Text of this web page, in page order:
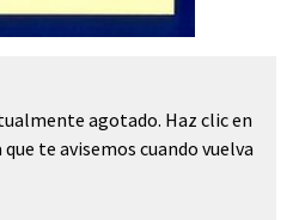
agotado. Haz clic en
te avisemos cuando vuelva